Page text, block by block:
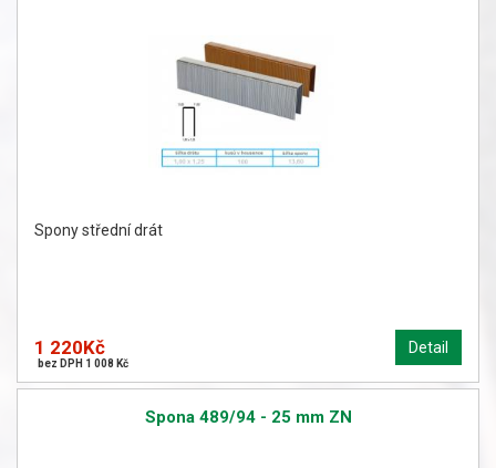
Spony střední drát
Detail
1 220Kč
bez DPH 1 008 Kč
Spona 489/94 - 25 mm ZN